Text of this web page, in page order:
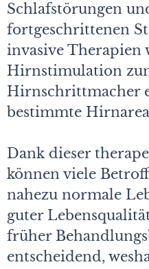
Schlafstörungen
fortgeschrittenen
invasive Therapien
Hirnstimulation
Hirnschrittmacher
bestimmte
Dank dieser
können viele
nahezu normale
guter
früher
entscheidend,